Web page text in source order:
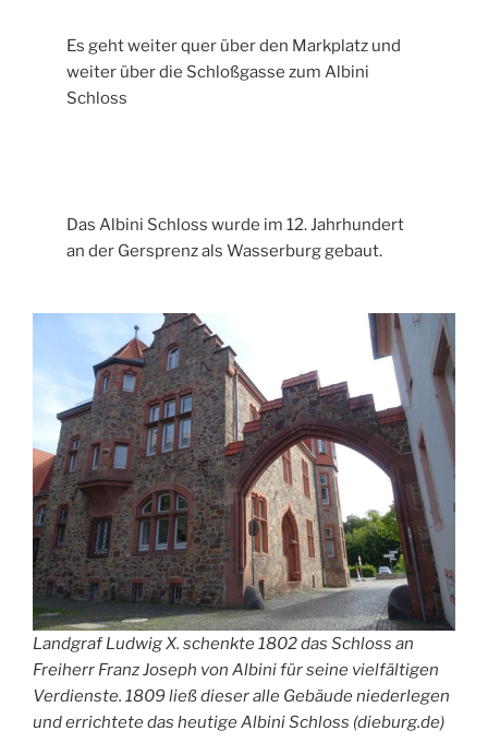
Es geht weiter quer über den Markplatz und
weiter über die Schloßgasse zum Albini
Schloss
Das Albini Schloss wurde im 12. Jahrhundert
an der Gersprenz als Wasserburg gebaut.
Landgraf Ludwig X. schenkte 1802 das Schloss an
Freiherr Franz Joseph von Albini für seine vielfältigen
Verdienste. 1809 ließ dieser alle Gebäude niederlegen
und errichtete das heutige Albini Schloss (dieburg.de)